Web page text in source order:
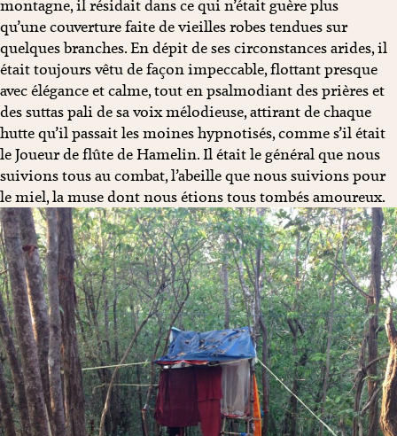
montagne, il résidait dans ce qui n’était guère plus
qu’une couverture faite de vieilles robes tendues sur
quelques branches. En dépit de ses circonstances arides, il
était toujours vêtu de façon impeccable, flottant presque
avec élégance et calme, tout en psalmodiant des prières et
des suttas pali de sa voix mélodieuse, attirant de chaque
hutte qu’il passait les moines hypnotisés, comme s’il était
le Joueur de flûte de Hamelin. Il était le général que nous
suivions tous au combat, l’abeille que nous suivions pour
le miel, la muse dont nous étions tous tombés amoureux.